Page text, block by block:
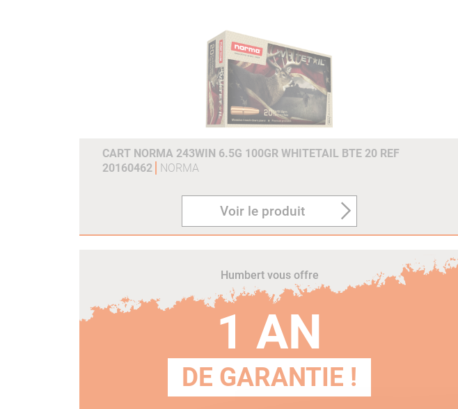
CART NORMA 243WIN 6.5G 100GR WHITETAIL BTE 20 REF
20160462
NORMA
Voir le produit
Humbert vous offre
1 AN
DE GARANTIE !